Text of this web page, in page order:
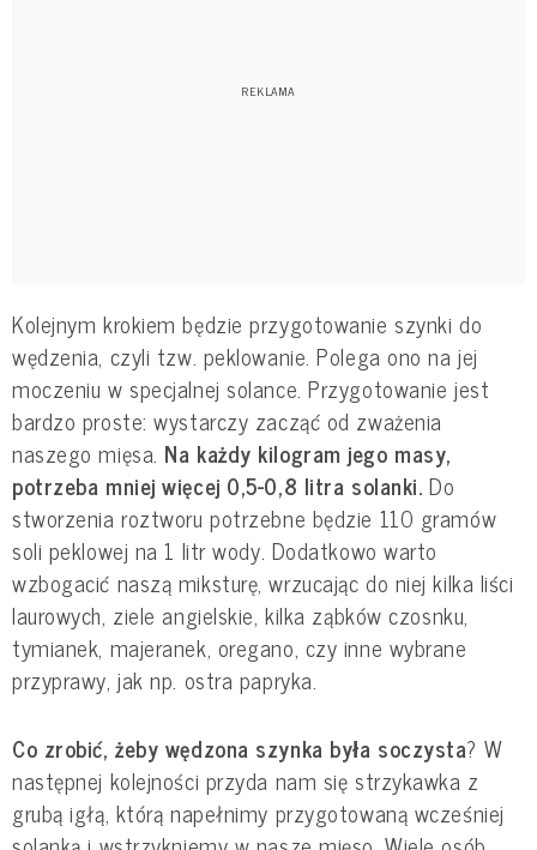
Kolejnym krokiem będzie przygotowanie szynki do
wędzenia, czyli tzw. peklowanie. Polega ono na jej
moczeniu w specjalnej solance. Przygotowanie jest
bardzo proste: wystarczy zacząć od zważenia
naszego mięsa. Na każdy kilogram jego masy,
potrzeba mniej więcej 0,5-0,8 litra solanki. Do
stworzenia roztworu potrzebne będzie 110 gramów
soli peklowej na 1 litr wody. Dodatkowo warto
wzbogacić naszą miksturę, wrzucając do niej kilka liści
laurowych, ziele angielskie, kilka ząbków czosnku,
tymianek, majeranek, oregano, czy inne wybrane
przyprawy, jak np. ostra papryka.
Co zrobić, żeby wędzona szynka była soczysta? W
następnej kolejności przyda nam się strzykawka z
grubą igłą, którą napełnimy przygotowaną wcześniej